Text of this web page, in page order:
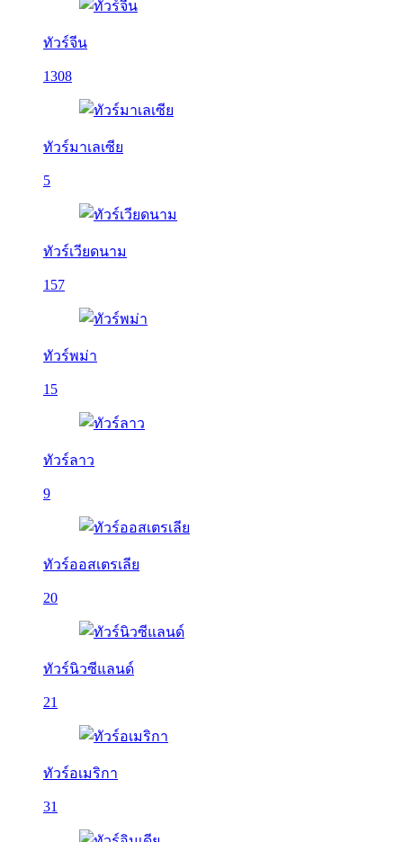
ทัวร์จีน
1308
ทัวร์มาเลเซีย
5
ทัวร์เวียดนาม
157
ทัวร์พม่า
15
ทัวร์ลาว
9
ทัวร์ออสเตรเลีย
20
ทัวร์นิวซีแลนด์
21
ทัวร์อเมริกา
31